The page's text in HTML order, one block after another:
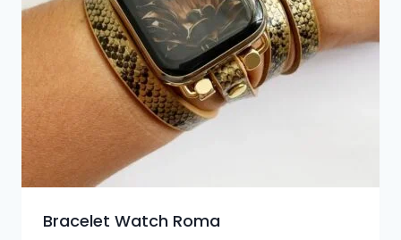
Bracelet Watch Roma